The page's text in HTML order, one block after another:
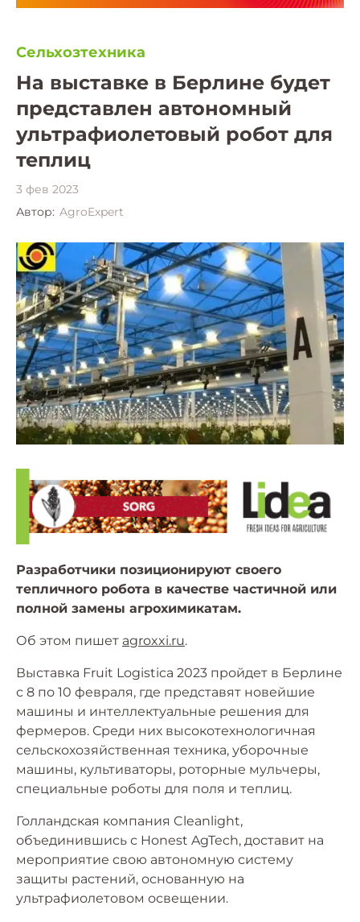
Сельхозтехника
На выставке в Берлине будет
представлен автономный
ультрафиолетовый робот для
теплиц
3 фев 2023
Автор: AgroExpert
Разработчики позиционируют своего
тепличного робота в качестве частичной или
полной замены агрохимикатам.
Об этом пишет agroxxi.ru.
Выставка Fruit Logistica 2023 пройдет в Берлине
с 8 по 10 февраля, где представят новейшие
машины и интеллектуальные решения для
фермеров. Среди них высокотехнологичная
сельскохозяйственная техника, уборочные
машины, культиваторы, роторные мульчеры,
специальные роботы для поля и теплиц.
Голландская компания Cleanlight,
объединившись с Honest AgTech, доставит на
мероприятие свою автономную систему
защиты растений, основанную на
ультрафиолетовом освещении.